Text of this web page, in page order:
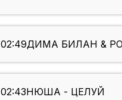
02:49ДИМА БИЛАН &
02:43НЮША - ЦЕЛУЙ